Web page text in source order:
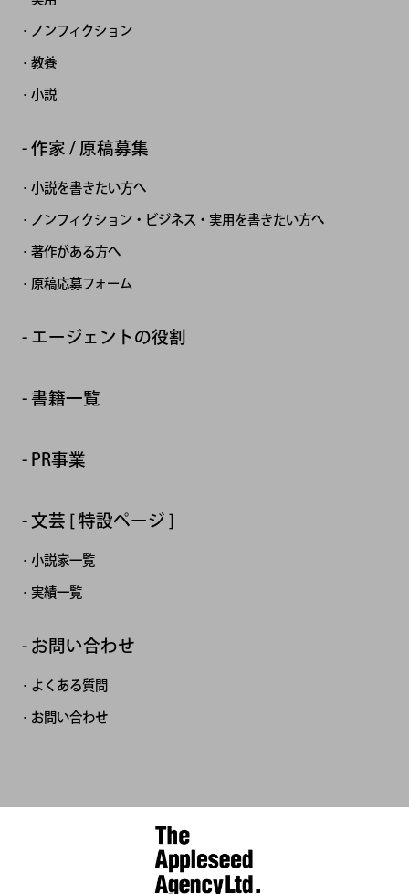
ノンフィクション
教養
小説
作家 / 原稿募集
小説を書きたい方へ
ノンフィクション・ビジネス・実用を書きたい方へ
著作がある方へ
原稿応募フォーム
エージェントの役割
書籍一覧
PR事業
文芸 [ 特設ページ ]
小説家一覧
実績一覧
お問い合わせ
よくある質問
お問い合わせ